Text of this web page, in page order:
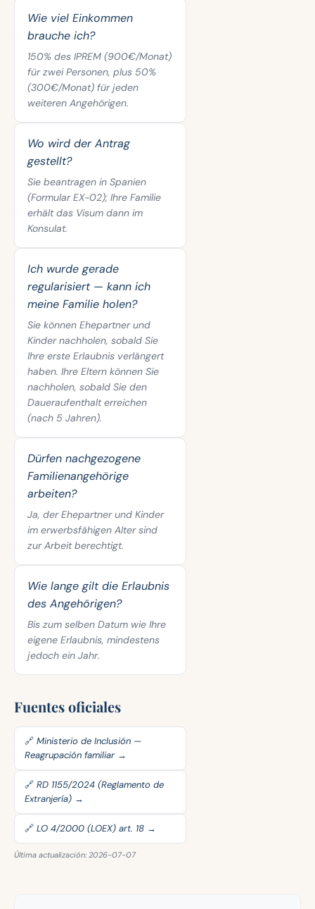
Wie viel Einkommen
brauche ich?
150% des IPREM (900€/Monat)
für zwei Personen, plus 50%
(300€/Monat) für jeden
weiteren Angehörigen.
Wo wird der Antrag
gestellt?
Sie beantragen in Spanien
(Formular EX-02); Ihre Familie
erhält das Visum dann im
Konsulat.
Ich wurde gerade
regularisiert — kann ich
meine Familie holen?
Sie können Ehepartner und
Kinder nachholen, sobald Sie
Ihre erste Erlaubnis verlängert
haben. Ihre Eltern können Sie
nachholen, sobald Sie den
Daueraufenthalt erreichen
(nach 5 Jahren).
Dürfen nachgezogene
Familienangehörige
arbeiten?
Ja, der Ehepartner und Kinder
im erwerbsfähigen Alter sind
zur Arbeit berechtigt.
Wie lange gilt die Erlaubnis
des Angehörigen?
Bis zum selben Datum wie Ihre
eigene Erlaubnis, mindestens
jedoch ein Jahr.
Fuentes oficiales
🔗 Ministerio de Inclusión —
Reagrupación familiar →
🔗 RD 1155/2024 (Reglamento de
Extranjería) →
🔗 LO 4/2000 (LOEX) art. 18 →
Última actualización: 2026-07-07